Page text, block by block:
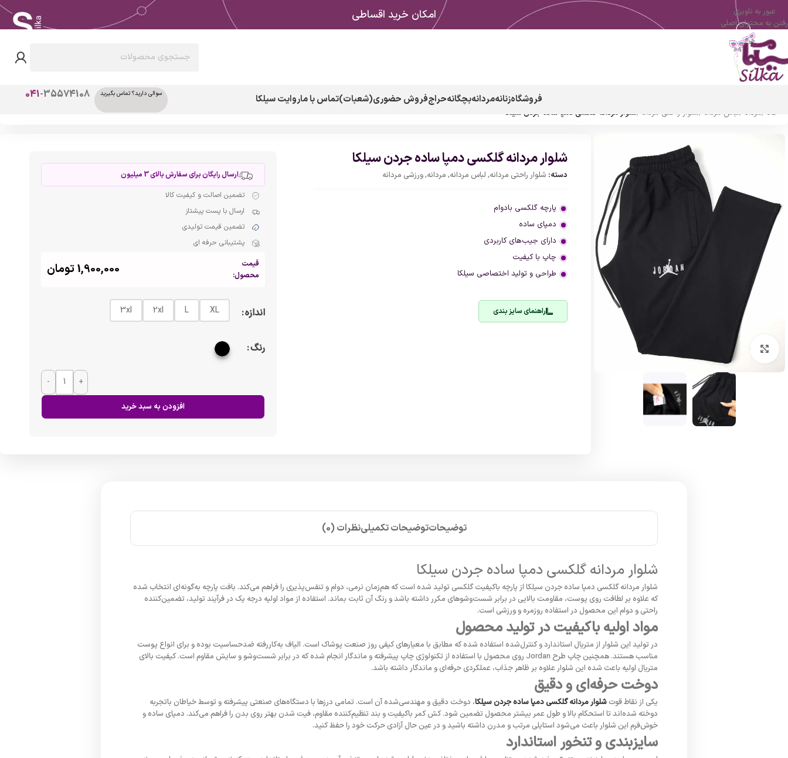
عبور به ناوبری
رفتن به محتوای اصلی
امکان خرید اقساطی
فروشگاهزنانهمردانهبچگانهحراجفروش حضوری(شعبات)تماس با ماروایت سیلکا سوالی دارید؟ تماس بگیرید 041-35574108
خانه /مردانه /لباس مردانه /شلوار راحتی مردانه /شلوار مردانه گلکسی دمپا ساده جردن سیلکا
بزرگنمایی تصویر
شلوار مردانه گلکسی دمپا ساده جردن سیلکا
دسته: شلوار راحتی مردانه, لباس مردانه, مردانه,ورزشی مردانه
پارچه گلکسی بادوام
دمپای ساده
دارای جیب‌های کاربردی
چاپ با کیفیت
طراحی و تولید اختصاصی سیلکا
راهنمای سایز بندی
ارسال رایگان برای سفارش بالای 3 میلیون
تضمین اصالت و کیفیت کالا
ارسال با پست پیشتاز
تضمین قیمت تولیدی
پشتیبانی حرفه ای
قیمت
محصول:
1,900,000تومان
اندازه XL
L
2xl
3xl
رنگ
- +
افزودن به سبد خرید
توضیحاتتوضیحات تکمیلینظرات (0)
شلوار مردانه گلکسی دمپا ساده جردن سیلکا
شلوار مردانه گلکسی دمپا ساده جردن سیلکا از پارچه‌ باکیفیت گلکسی تولید شده است که هم‌زمان نرمی، دوام و تنفس‌پذیری را فراهم می‌کند. بافت پارچه به‌گونه‌ای انتخاب شده
که علاوه بر لطافت روی پوست، مقاومت بالایی در برابر شست‌وشوهای مکرر داشته باشد و رنگ آن ثابت بماند. استفاده از مواد اولیه درجه‌ یک در فرآیند تولید، تضمین‌کننده
راحتی و دوام این محصول در استفاده روزمره و ورزشی است.
مواد اولیه باکیفیت در تولید محصول
در تولید این شلوار از متریال استاندارد و کنترل‌شده استفاده شده که مطابق با معیارهای کیفی روز صنعت پوشاک است. الیاف به‌کاررفته ضدحساسیت بوده و برای انواع پوست
مناسب هستند. همچنین چاپ طرح Jordan روی محصول با استفاده از تکنولوژی چاپ پیشرفته و ماندگار انجام شده که در برابر شست‌وشو و سایش مقاوم است. کیفیت بالای
متریال اولیه باعث شده این شلوار علاوه بر ظاهر جذاب، عملکردی حرفه‌ای و ماندگار داشته باشد.
دوخت حرفه‌ای و دقیق
یکی از نقاط قوت شلوار مردانه گلکسی دمپا ساده جردن سیلکا، دوخت دقیق و مهندسی‌شده آن است. تمامی درزها با دستگاه‌های صنعتی پیشرفته و توسط خیاطان باتجربه
دوخته شده‌اند تا استحکام بالا و طول عمر بیشتر محصول تضمین شود. کش کمر باکیفیت و بند تنظیم‌کننده مقاوم، فیت شدن بهتر روی بدن را فراهم می‌کند. دمپای ساده و
خوش‌فرم این شلوار باعث می‌شود استایلی مرتب و مدرن داشته باشید و در عین حال آزادی حرکت خود را حفظ کنید.
سایزبندی و تنخور استاندارد